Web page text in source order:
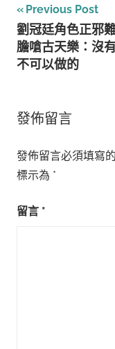
文
章
導
Previous Post
劉冠廷角色正邪
膽嗆古天樂：沒
不可以做的
發佈留言
發佈留言必須填寫
標示為 *
留言 *